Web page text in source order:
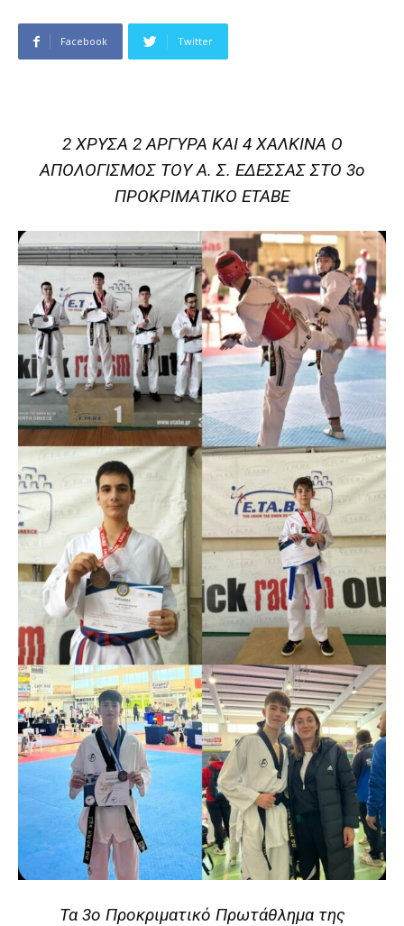
Facebook Twitter
2 ΧΡΥΣΑ 2 ΑΡΓΥΡΑ ΚΑΙ 4 ΧΑΛΚΙΝΑ Ο
ΑΠΟΛΟΓΙΣΜΟΣ ΤΟΥ Α. Σ. ΕΔΕΣΣΑΣ ΣΤΟ 3ο
ΠΡΟΚΡΙΜΑΤΙΚΟ ΕΤΑΒΕ
Τα 3ο Προκριματικό Πρωτάθλημα της